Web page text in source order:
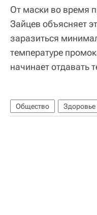
От маски во время
Зайцев объясняет
заразиться
температуре
начинает отдавать
Общество Здоровье